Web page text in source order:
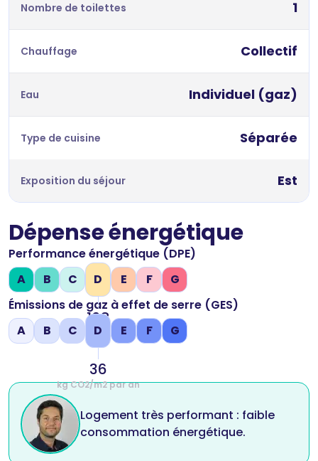
Nombre de toilettes 1
Chauffage Collectif
Eau Individuel (gaz)
Type de cuisine Séparée
Exposition du séjour Est
Dépense énergétique
Performance énergétique (DPE)
A
B C D
168
kWh/m2 par an
E F
G
Émissions de gaz à effet de serre (GES)
A
B C D
36
kg CO2/m2 par an
E F G
Logement très performant : faible
consommation énergétique.